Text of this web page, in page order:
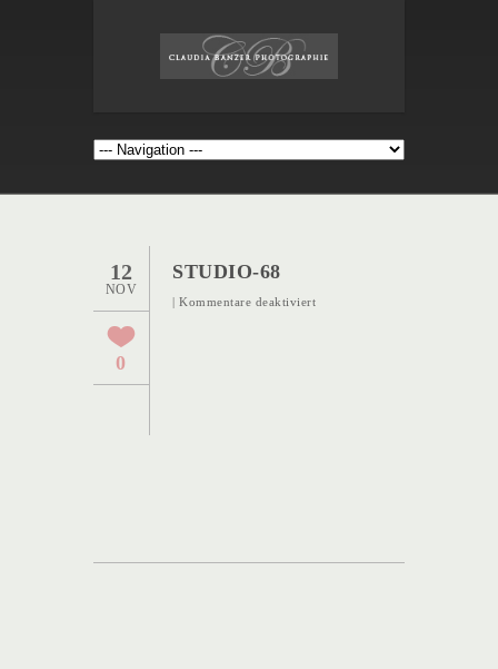
12
NOV
0
STUDIO-68
| Kommentare deaktiviertfür